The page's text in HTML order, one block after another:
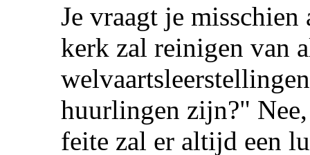
Je vraagt je
kerk zal reinigen van
huurlingen zijn?"
feite zal er altijd een